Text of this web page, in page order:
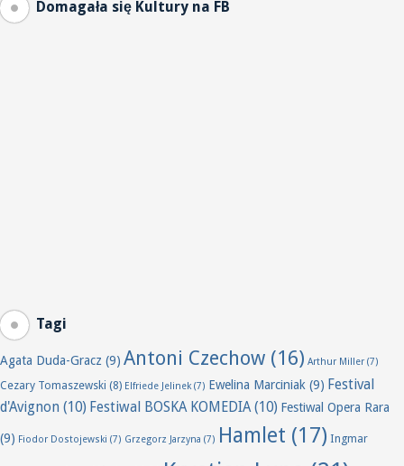
Domagała się Kultury na FB
Tagi
Agata Duda-Gracz (9) Antoni Czechow (16) Arthur Miller (7)
Cezary Tomaszewski (8) Elfriede Jelinek(7) Ewelina Marciniak (9) Festival
d'Avignon (10) Festiwal BOSKA KOMEDIA(10) Festiwal Opera Rara
(9) Fiodor Dostojewski (7) Grzegorz Jarzyna (7) Hamlet (17) Ingmar